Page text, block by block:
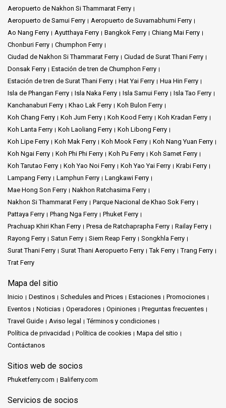
Aeropuerto de Nakhon Si Thammarat Ferry
Aeropuerto de Samui Ferry
Aeropuerto de Suvarnabhumi Ferry
Ao Nang Ferry
Ayutthaya Ferry Bangkok Ferry
Chiang Mai Ferry
Chonburi Ferry
Chumphon Ferry
Ciudad de Nakhon Si Thammarat Ferry
Ciudad de Surat Thani Ferry
Donsak Ferry
Estación de tren de Chumphon Ferry
Estación de tren de Surat Thani Ferry
Hat Yai Ferry
Hua Hin Ferry
Isla de Phangan Ferry
Isla Naka Ferry Isla Samui Ferry
Isla Tao Ferry
Kanchanaburi Ferry
Khao Lak Ferry
Koh Bulon Ferry
Koh Chang Ferry
Koh Jum Ferry Koh Kood Ferry
Koh Kradan Ferry
Koh Lanta Ferry
Koh Laoliang Ferry
Koh Libong Ferry
Koh Lipe Ferry
Koh Mak Ferry Koh Mook Ferry
Koh Nang Yuan Ferry
Koh Ngai Ferry
Koh Phi Phi Ferry Koh Pu Ferry
Koh Samet Ferry
Koh Tarutao Ferry
Koh Yao Noi Ferry Koh Yao Yai Ferry
Krabi Ferry
Lampang Ferry
Lamphun Ferry
Langkawi Ferry
Mae Hong Son Ferry
Nakhon Ratchasima Ferry
Nakhon Si Thammarat Ferry
Parque Nacional de Khao Sok Ferry
Pattaya Ferry
Phang Nga Ferry
Phuket Ferry
Prachuap Khiri Khan Ferry
Presa de Ratchaprapha Ferry
Railay Ferry
Rayong Ferry
Satun Ferry Siem Reap Ferry
Songkhla Ferry
Surat Thani Ferry
Surat Thani Aeropuerto Ferry Tak Ferry
Trang Ferry
Trat Ferry
Mapa del sitio
Inicio Destinos Schedules and Prices Estaciones
Promociones
Eventos
Noticias Operadores Opiniones
Preguntas frecuentes
Travel Guide
Aviso legal
Términos y condiciones
Política de privacidad
Política de cookies
Mapa del sitio
Contáctanos
Sitios web de socios
Phuketferry.com Baliferry.com
Servicios de socios